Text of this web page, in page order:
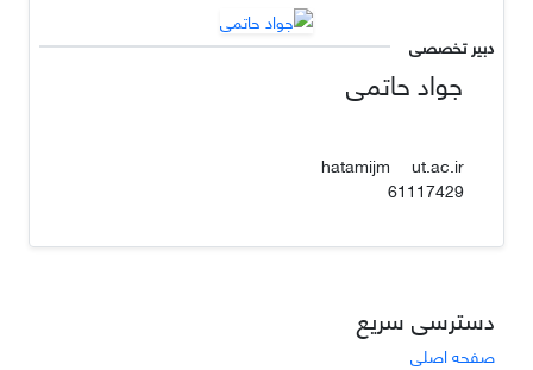
دبیر تخصصی
جواد حاتمی
hatamijm
ut.ac.ir
61117429
دسترسی سریع
صفحه اصلی